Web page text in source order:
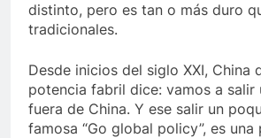
distinto, pero es tan o más duro
tradicionales.
Desde inicios del siglo XXI, China
potencia fabril dice: vamos a salir
fuera de China. Y ese salir un
famosa “Go global policy”, es